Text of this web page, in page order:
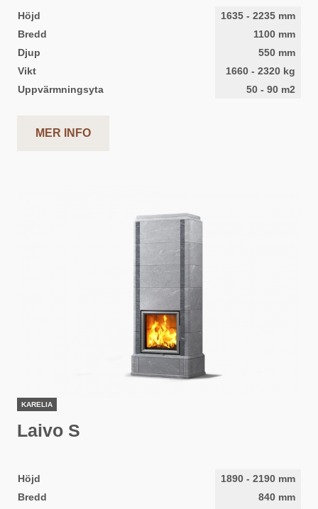
Höjd 1635 - 2235 mm
Bredd
1100 mm
Djup
550 mm
Vikt
1660 - 2320 kg
Uppvärmningsyta
50 - 90 m2
MER INFO
KARELIA
Laivo S
Höjd 1890 - 2190 mm
Bredd
840 mm